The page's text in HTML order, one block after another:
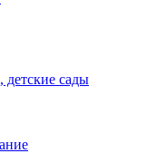
детские сады